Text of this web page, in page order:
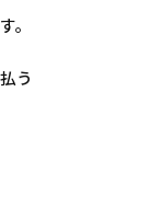
。
う